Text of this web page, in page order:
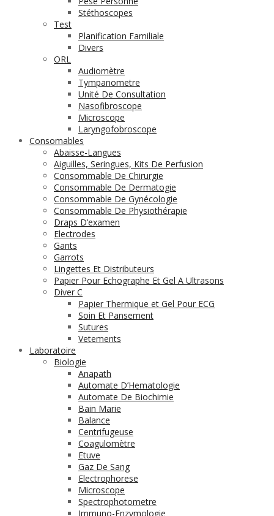
Stéthoscopes
Test
Planification Familiale
Divers
ORL
Audiomètre
Tympanometre
Unité De Consultation
Nasofibroscope
Microscope
Laryngofobroscope
Consomables
Abaisse-Langues
Aiguilles, Seringues, Kits De Perfusion
Consommable De Chirurgie
Consommable De Dermatogie
Consommable De Gynécologie
Consommable De Physiothérapie
Draps D’examen
Electrodes
Gants
Garrots
Lingettes Et Distributeurs
Papier Pour Echographe Et Gel A Ultrasons
Diver C
Papier Thermique et Gel Pour ECG
Soin Et Pansement
Sutures
Vetements
Laboratoire
Biologie
Anapath
Automate D’Hematologie
Automate De Biochimie
Bain Marie
Balance
Centrifugeuse
Coagulomètre
Etuve
Gaz De Sang
Electrophorese
Microscope
Spectrophotometre
Immuno-Enzymologie